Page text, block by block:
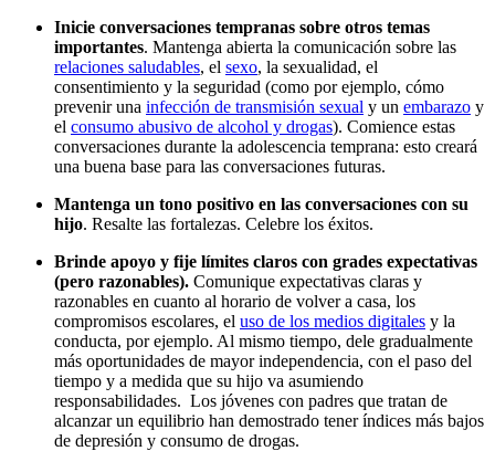
Inicie conversaciones tempranas sobre otros temas
importantes. Mantenga abierta la comunicación sobre las
relaciones saludables, el sexo, la sexualidad, el
consentimiento y la seguridad (como por ejemplo, cómo
prevenir una infección de transmisión sexual y un embarazo y
el consumo abusivo de alcohol y drogas). Comience estas
conversaciones durante la adolescencia temprana: esto creará
una buena base para las conversaciones futuras.
Mantenga un tono positivo en las conversaciones con su
hijo. Resalte las fortalezas. Celebre los éxitos.
Brinde apoyo y fije límites claros con grades expectativas
(pero razonables). Comunique expectativas claras y
razonables en cuanto al horario de volver a casa, los
compromisos escolares, el uso de los medios digitales y la
conducta, por ejemplo. Al mismo tiempo, dele gradualmente
más oportunidades de mayor independencia, con el paso del
tiempo y a medida que su hijo va asumiendo
responsabilidades. Los jóvenes con padres que tratan de
alcanzar un equilibrio han demostrado tener índices más bajos
de depresión y consumo de drogas.